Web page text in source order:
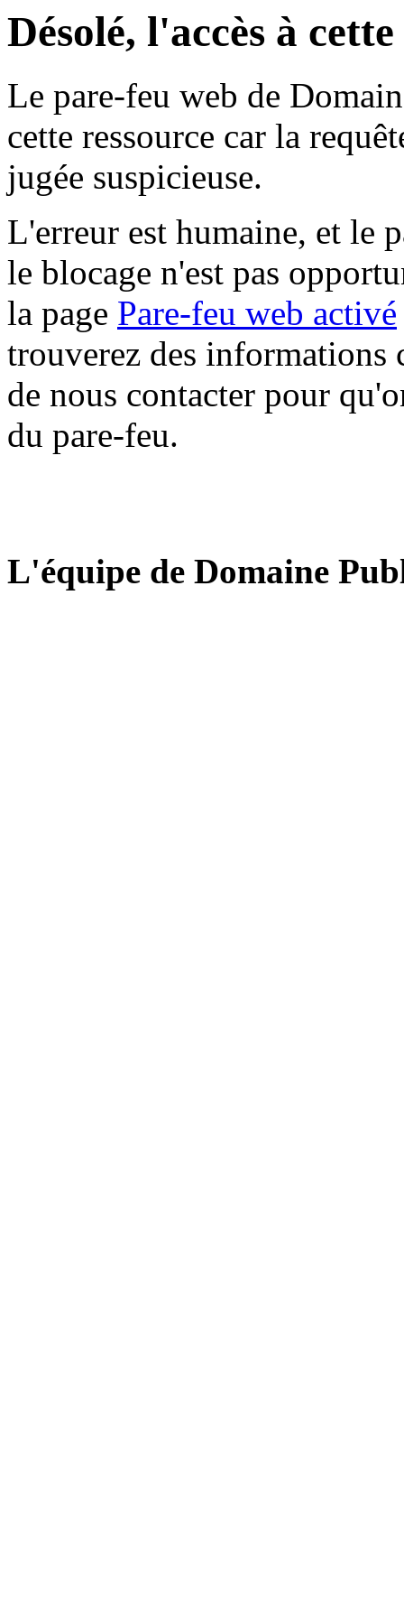
Désolé, l'accès à
Le pare-feu web de
cette ressource car la
jugée suspicieuse.
L'erreur est humaine, et le
le blocage n'est pas
la page Pare-feu web activé
trouverez des informations
de nous contacter pour
du pare-feu.
L'équipe de Domaine